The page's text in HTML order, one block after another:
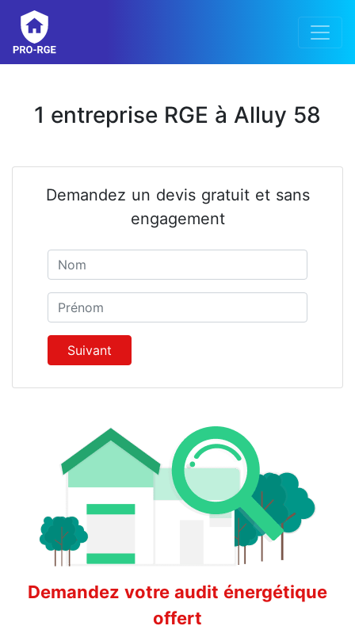
1 entreprise RGE à Alluy 58
Demandez un devis gratuit et sans
engagement
Prénom
Suivant
Demandez votre audit énergétique
offert